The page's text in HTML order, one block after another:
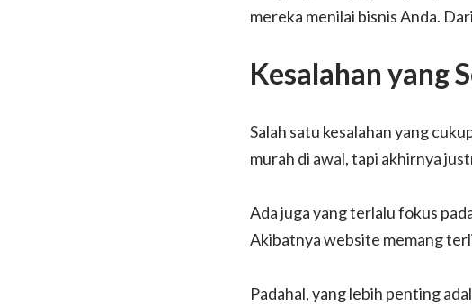
mereka menilai bisnis Anda.
Kesalahan yang
Salah satu kesalahan yang
murah di awal, tapi akhirnya
Ada juga yang terlalu fokus
Akibatnya website memang
Padahal, yang lebih penting